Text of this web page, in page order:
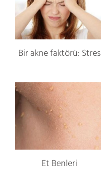
Bir akne faktörü: Stres
Et Benleri